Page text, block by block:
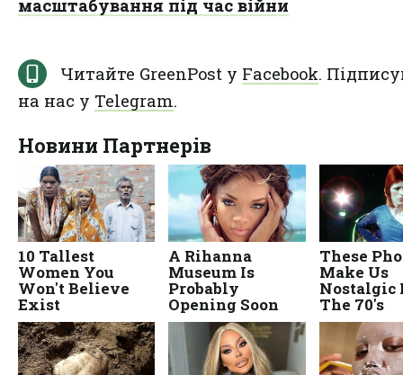
масштабування під час війни
Читайте GreenPost у Facebook.
на нас у Telegram.